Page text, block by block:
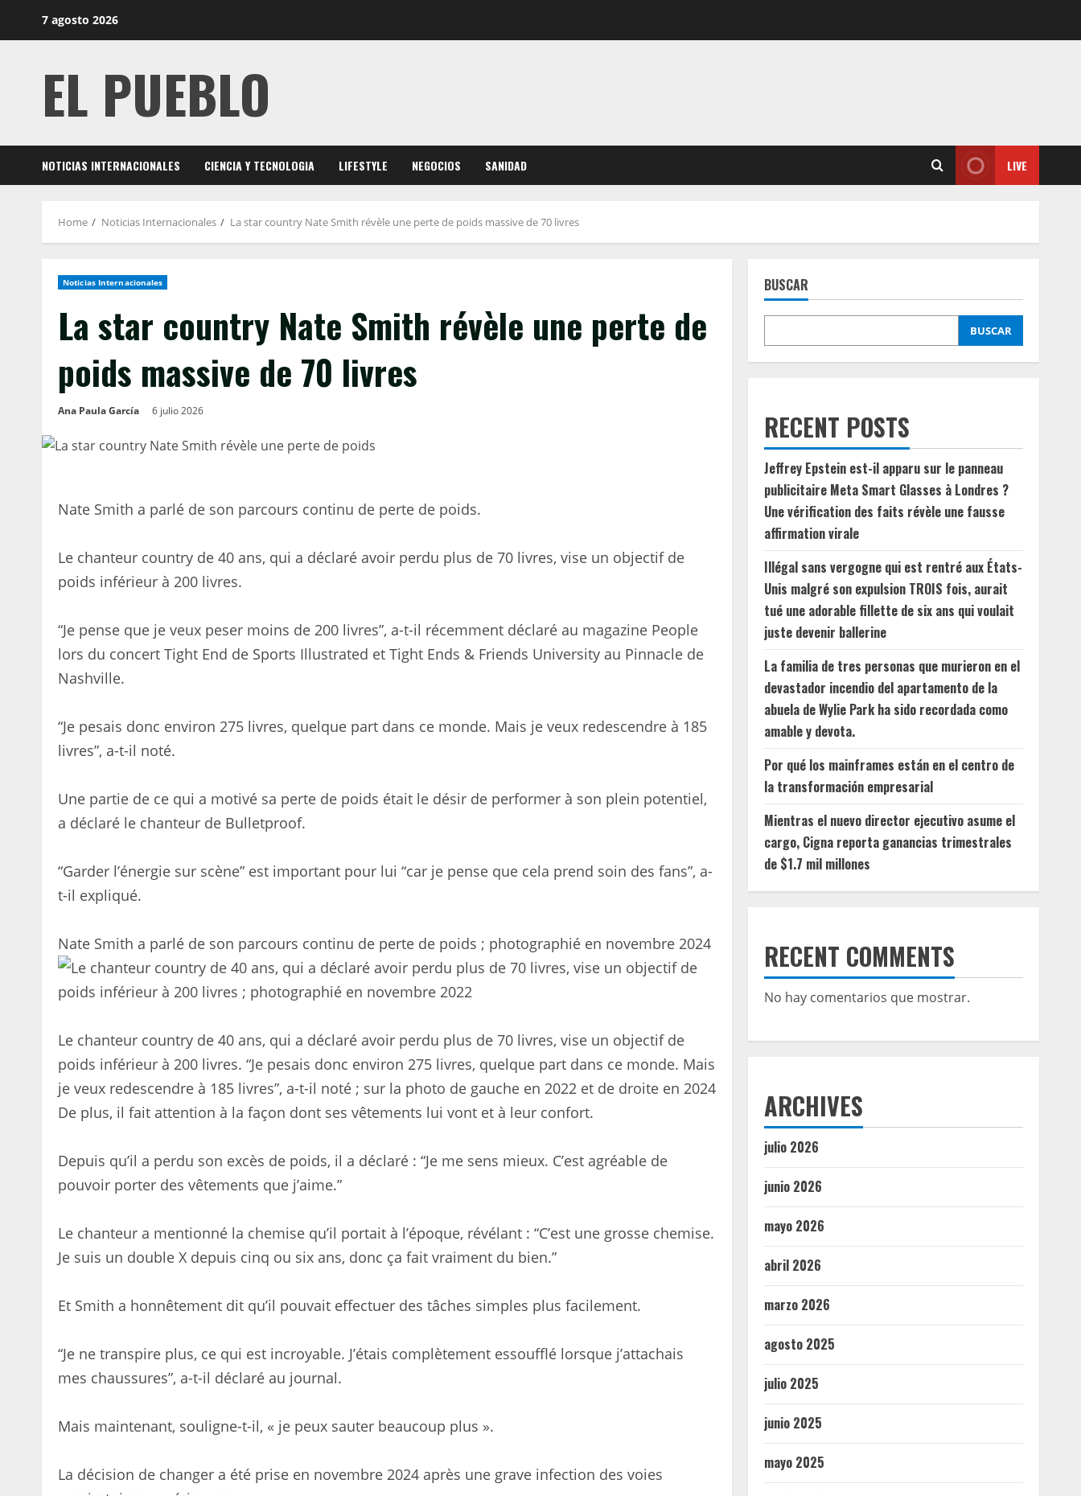
7 agosto 2026
EL PUEBLO
NOTICIAS INTERNACIONALES CIENCIA Y TECNOLOGIA LIFESTYLE NEGOCIOS SANIDAD LIVE
Home Noticias Internacionales La star country Nate Smith révèle une perte de poids massive de 70 livres
Noticias Internacionales
La star country Nate Smith révèle une perte de
poids massive de 70 livres
Ana Paula García 6 julio 2026
Nate Smith a parlé de son parcours continu de perte de poids.
Le chanteur country de 40 ans, qui a déclaré avoir perdu plus de 70 livres, vise un objectif de
poids inférieur à 200 livres.
“Je pense que je veux peser moins de 200 livres”, a-t-il récemment déclaré au magazine People
lors du concert Tight End de Sports Illustrated et Tight Ends & Friends University au Pinnacle de
Nashville.
“Je pesais donc environ 275 livres, quelque part dans ce monde. Mais je veux redescendre à 185
livres”, a-t-il noté.
Une partie de ce qui a motivé sa perte de poids était le désir de performer à son plein potentiel,
a déclaré le chanteur de Bulletproof.
“Garder l’énergie sur scène” est important pour lui “car je pense que cela prend soin des fans”, a-
t-il expliqué.
Nate Smith a parlé de son parcours continu de perte de poids ; photographié en novembre 2024
Le chanteur country de 40 ans, qui a déclaré avoir perdu plus de 70 livres, vise un objectif de
poids inférieur à 200 livres. “Je pesais donc environ 275 livres, quelque part dans ce monde. Mais
je veux redescendre à 185 livres”, a-t-il noté ; sur la photo de gauche en 2022 et de droite en 2024
De plus, il fait attention à la façon dont ses vêtements lui vont et à leur confort.
Depuis qu’il a perdu son excès de poids, il a déclaré : “Je me sens mieux. C’est agréable de
pouvoir porter des vêtements que j’aime.”
Le chanteur a mentionné la chemise qu’il portait à l’époque, révélant : “C’est une grosse chemise.
Je suis un double X depuis cinq ou six ans, donc ça fait vraiment du bien.”
Et Smith a honnêtement dit qu’il pouvait effectuer des tâches simples plus facilement.
“Je ne transpire plus, ce qui est incroyable. J’étais complètement essoufflé lorsque j’attachais
mes chaussures”, a-t-il déclaré au journal.
Mais maintenant, souligne-t-il, « je peux sauter beaucoup plus ».
La décision de changer a été prise en novembre 2024 après une grave infection des voies
BUSCAR
BUSCAR
RECENT POSTS
Jeffrey Epstein est-il apparu sur le panneau
publicitaire Meta Smart Glasses à Londres ?
Une vérification des faits révèle une fausse
affirmation virale
Illégal sans vergogne qui est rentré aux États-
Unis malgré son expulsion TROIS fois, aurait
tué une adorable fillette de six ans qui voulait
juste devenir ballerine
La familia de tres personas que murieron en el
devastador incendio del apartamento de la
abuela de Wylie Park ha sido recordada como
amable y devota.
Por qué los mainframes están en el centro de
la transformación empresarial
Mientras el nuevo director ejecutivo asume el
cargo, Cigna reporta ganancias trimestrales
de $1.7 mil millones
RECENT COMMENTS
No hay comentarios que mostrar.
ARCHIVES
julio 2026
junio 2026
mayo 2026
abril 2026
marzo 2026
agosto 2025
julio 2025
junio 2025
mayo 2025